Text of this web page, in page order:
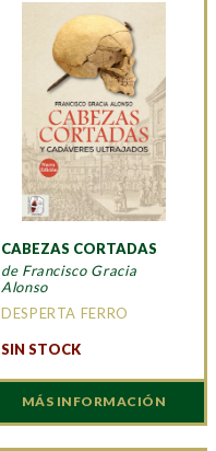
CABEZAS CORTADAS
de Francisco Gracia
Alonso
DESPERTA FERRO
SIN STOCK
MÁS INFORMACIÓN